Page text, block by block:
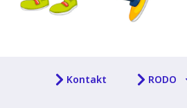
Kontakt RODO